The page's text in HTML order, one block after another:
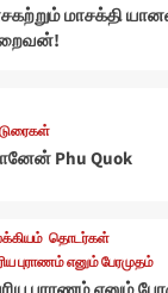
மாசக்தி
Phu Quok
தொடர்கள்
புராணம் எனும் பேரமுதம்